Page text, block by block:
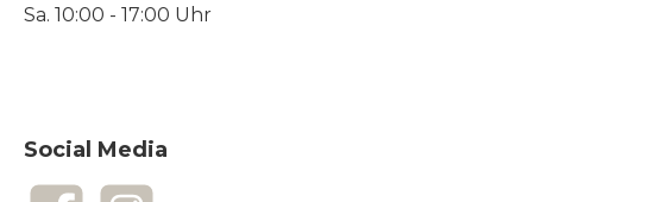
Sa. 10:00 - 17:00 Uhr
Social Media